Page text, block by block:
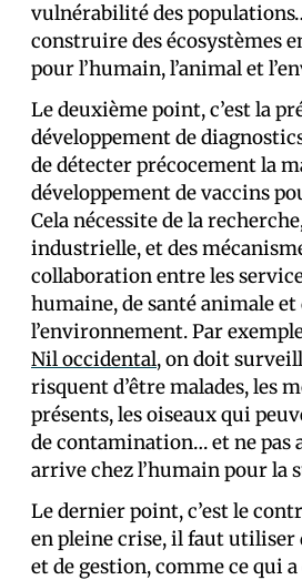
vulnérabilité des
construire des écosystèmes
pour l’humain, l’animal et
Le deuxième point, c’est la
développement de
de détecter précocement la
développement de vaccins
Cela nécessite de la
industrielle, et des
collaboration entre les
humaine, de santé animale et
l’environnement. Par
Nil occidental, on doit
risquent d’être malades, les
présents, les oiseaux qui
de contamination… et ne pas
arrive chez l’humain pour la
Le dernier point, c’est le
en pleine crise, il faut utiliser
et de gestion, comme ce qui